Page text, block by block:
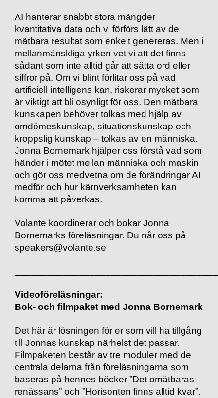
AI hanterar snabbt stora mängder
kvantitativa data och vi förförs lätt av de
mätbara resultat som enkelt genereras. Men i
mellanmänskliga yrken vet vi att det finns
sådant som inte alltid går att sätta ord eller
siffror på. Om vi blint förlitar oss på vad
artificiell intelligens kan, riskerar mycket som
är viktigt att bli osynligt för oss. Den mätbara
kunskapen behöver tolkas med hjälp av
omdömeskunskap, situationskunskap och
kroppslig kunskap – tolkas av en människa.
Jonna Bornemark hjälper oss förstå vad som
händer i mötet mellan människa och maskin
och gör oss medvetna om de förändringar AI
medför och hur kärnverksamheten kan
komma att påverkas.
Volante koordinerar och bokar Jonna
Bornemarks föreläsningar. Du når oss på
speakers@volante.se
Videoföreläsningar:
Bok- och filmpaket med Jonna Bornemark
Det här är lösningen för er som vill ha tillgång
till Jonnas kunskap närhelst det passar.
Filmpaketen består av tre moduler med de
centrala delarna från föreläsningarna som
baseras på hennes böcker ”Det omätbaras
renässans” och ”Horisonten finns alltid kvar”.